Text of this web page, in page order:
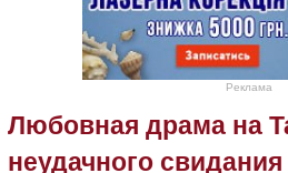
Реклама
Любовная драма на
неудачного